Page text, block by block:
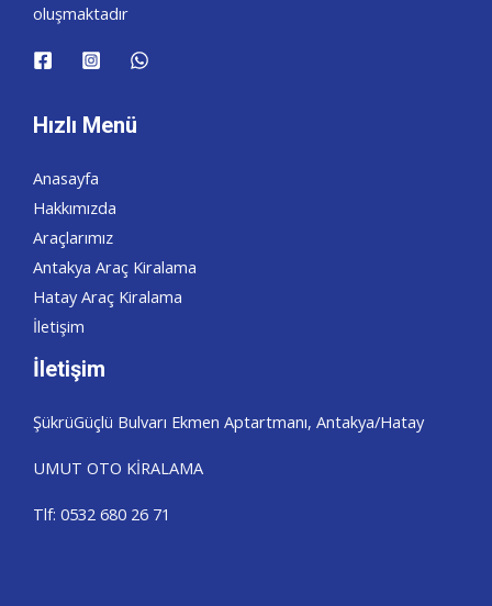
oluşmaktadır
Hızlı Menü
Anasayfa
Hakkımızda
Araçlarımız
Antakya Araç Kiralama
Hatay Araç Kiralama
İletişim
İletişim
ŞükrüGüçlü Bulvarı Ekmen Aptartmanı, Antakya/Hatay
UMUT OTO KİRALAMA
Tlf: 0532 680 26 71